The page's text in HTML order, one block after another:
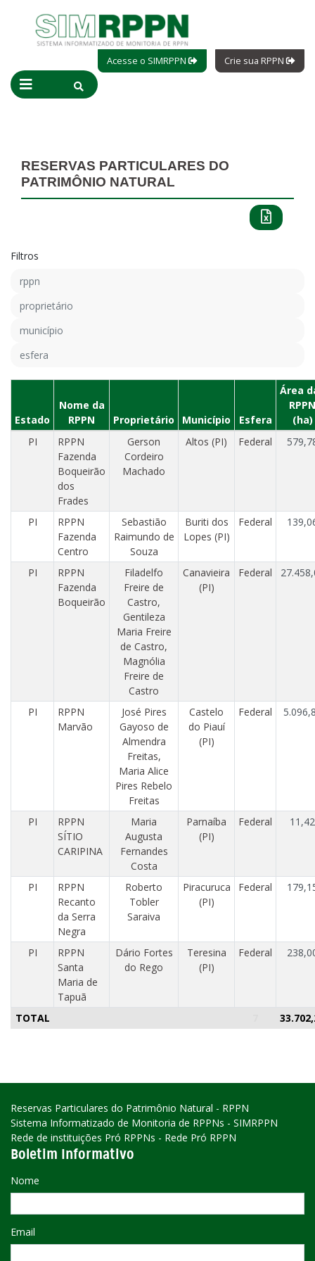
Acesse o SIMRPPN Crie sua RPPN
RESERVAS PARTICULARES DO
PATRIMÔNIO NATURAL
Filtros
Estado
Nome da
RPPN
Proprietário Município Esfera
Área
RPPN
(ha)
PI
RPPN
Fazenda
Boqueirão
dos
Frades
Gerson
Cordeiro
Machado
Altos (PI) Federal
PI
RPPN
Fazenda
Centro
Sebastião
Raimundo de
Souza
Buriti dos
Lopes (PI)
Federal
PI
RPPN
Fazenda
Boqueirão
Filadelfo
Freire de
Castro,
Gentileza
Maria Freire
de Castro,
Magnólia
Freire de
Castro
Canavieira
(PI)
Federal
PI
RPPN
Marvão
José Pires
Gayoso de
Almendra
Freitas,
Maria Alice
Pires Rebelo
Freitas
Castelo
do Piauí
(PI)
Federal
PI
RPPN
SÍTIO
CARIPINA
Maria
Augusta
Fernandes
Costa
Parnaíba
(PI)
Federal 11,42
PI
RPPN
Recanto
da Serra
Negra
Roberto
Tobler
Saraiva
Piracuruca
(PI)
Federal
PI
RPPN
Santa
Maria de
Tapuã
Dário Fortes
do Rego
Teresina
(PI)
Federal
TOTAL
Reservas Particulares do Patrimônio Natural - RPPN
Sistema Informatizado de Monitoria de RPPNs - SIMRPPN
Rede de instituições Pró RPPNs - Rede Pró RPPN
Boletim Informativo
Nome
Email